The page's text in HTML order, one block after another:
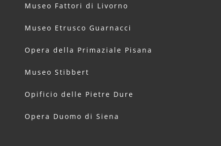
Museo Fattori di Livorno
Museo Etrusco Guarnacci
Opera della Primaziale Pisana
Museo Stibbert
Opificio delle Pietre Dure
Opera Duomo di Siena